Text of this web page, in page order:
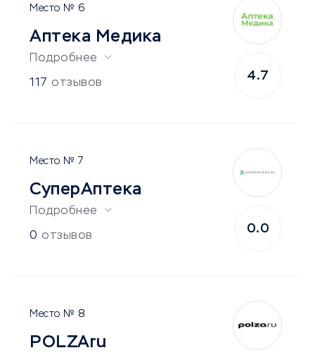
6
Аптека Медика
Подробнее
117 отзывов
4.7
7
СуперАптека
Подробнее
0 отзывов
0.0
8
POLZAru